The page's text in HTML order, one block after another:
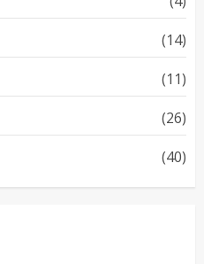
(14)
(11)
(26)
(40)